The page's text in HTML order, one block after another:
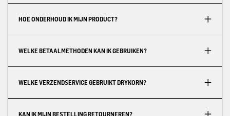
HOE ONDERHOUD IK MIJN PRODUCT?
WELKE BETAALMETHODEN KAN IK GEBRUIKEN?
WELKE VERZENDSERVICE GEBRUIKT DRYKORN?
KAN IK MIJN BESTELLING RETOURNEREN?